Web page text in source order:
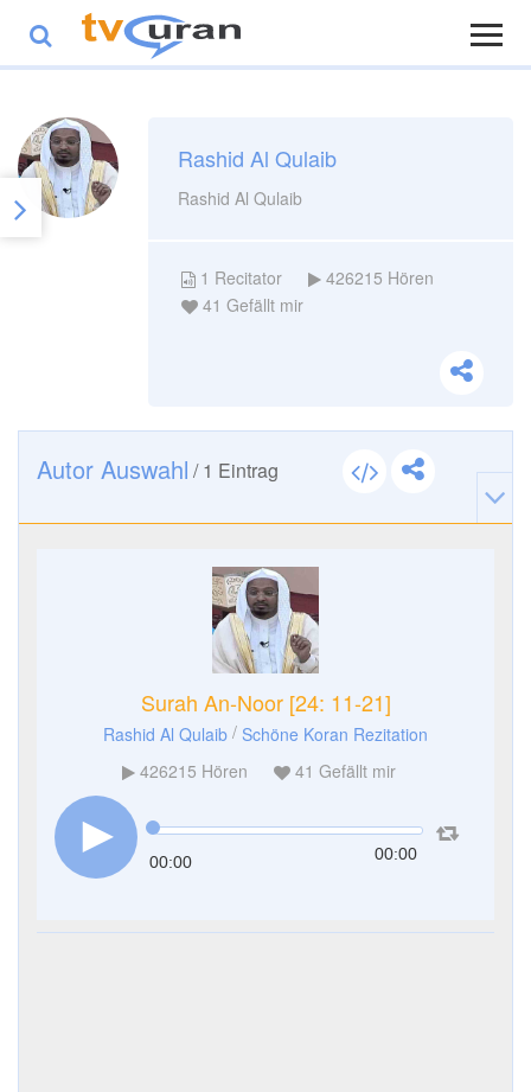
Rashid Al Qulaib
Rashid Al Qulaib
1 Recitator 426215 Hören
41 Gefällt mir
Autor Auswahl /1 Eintrag
Surah An-Noor [24: 11-21]
Rashid Al Qulaib / Schöne Koran Rezitation
426215 Hören 41 Gefällt mir
00:00 00:00